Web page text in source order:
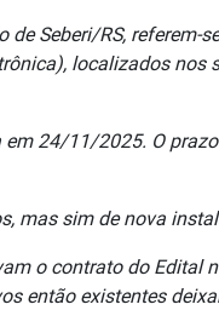
Seberi/RS, referem-
localizados nos
24/11/2025. O
mas sim de nova
o contrato do Edital
então existentes